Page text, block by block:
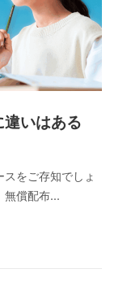
違いはある
をご存知でしょ
無償配布...